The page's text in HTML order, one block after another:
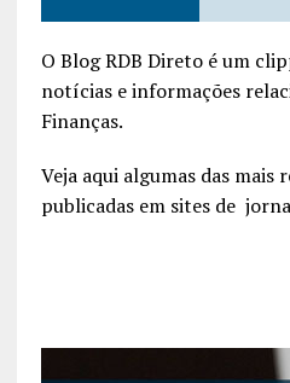
O Blog RDB Direto é um
notícias e informações
Finanças.
Veja aqui algumas das
publicadas em sites de